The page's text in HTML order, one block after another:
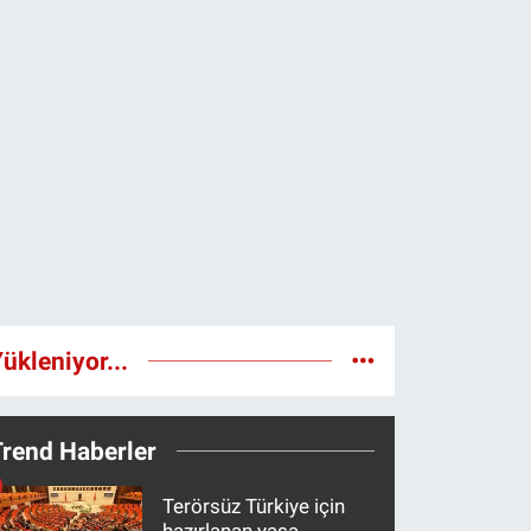
Haberler
Terörsüz Türkiye için